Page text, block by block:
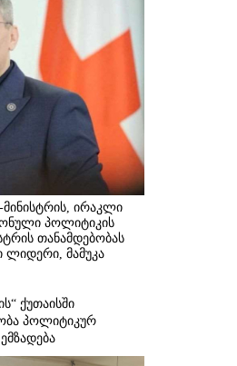
ირაკლი
პოლიტიკის
თანამდებობას
მამუკა
ქუთაისში
პოლიტიკურ